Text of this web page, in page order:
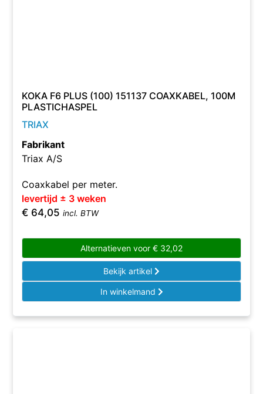
KOKA F6 PLUS (100) 151137 COAXKABEL, 100M
PLASTICHASPEL
TRIAX
Fabrikant
Triax A/S
Coaxkabel per meter.
levertijd ± 3 weken
€ 64,05 incl. BTW
Alternatieven voor € 32,02
Bekijk artikel
In winkelmand